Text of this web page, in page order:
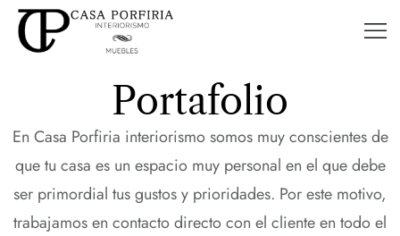
Portafolio
En Casa Porfiria interiorismo somos muy conscientes de
que tu casa es un espacio muy personal en el que debe
ser primordial tus gustos y prioridades. Por este motivo,
trabajamos en contacto directo con el cliente en todo el